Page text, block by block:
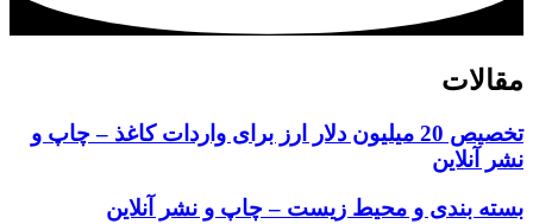
مقالات
تخصیص 20 میلیون دلار ارز برای واردات کاغذ – چاپ و
نشر آنلاین
بسته ‌بندی و محیط زیست – چاپ و نشر آنلاین